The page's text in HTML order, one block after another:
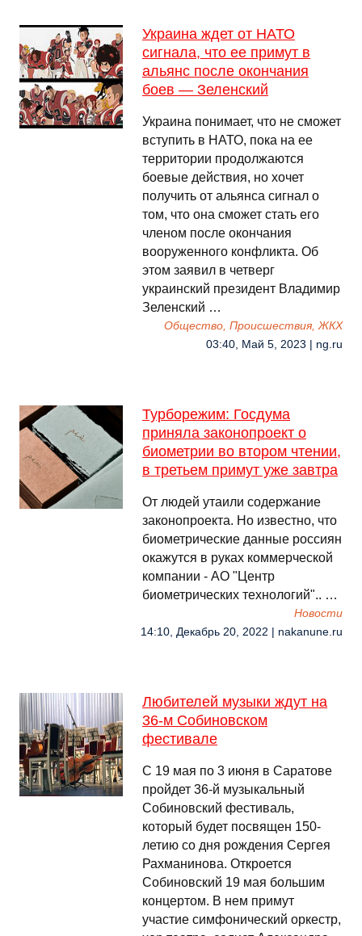
Украина ждет от НАТО
сигнала, что ее примут в
альянс после окончания
боев — Зеленский
Украина понимает, что не сможет
вступить в НАТО, пока на ее
территории продолжаются
боевые действия, но хочет
получить от альянса сигнал о
том, что она сможет стать его
членом после окончания
вооруженного конфликта. Об
этом заявил в четверг
украинский президент Владимир
Зеленский …
Общество, Происшествия, ЖКХ
03:40, Май 5, 2023 | ng.ru
Турборежим: Госдума
приняла законопроект о
биометрии во втором чтении,
в третьем примут уже завтра
От людей утаили содержание
законопроекта. Но известно, что
биометрические данные россиян
окажутся в руках коммерческой
компании - АО "Центр
биометрических технологий".. …
Новости
14:10, Декабрь 20, 2022 | nakanune.ru
Любителей музыки ждут на
36-м Собиновском
фестивале
С 19 мая по 3 июня в Саратове
пройдет 36-й музыкальный
Собиновский фестиваль,
который будет посвящен 150-
летию со дня рождения Сергея
Рахманинова. Откроется
Собиновский 19 мая большим
концертом. В нем примут
участие симфонический оркестр,